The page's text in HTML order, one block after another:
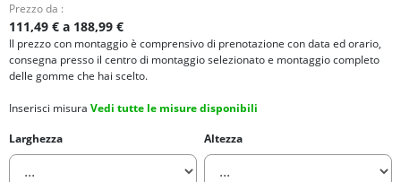
Prezzo da :
111,49 € a 188,99 €
Il prezzo con montaggio è comprensivo di prenotazione con data ed orario,
consegna presso il centro di montaggio selezionato e montaggio completo
delle gomme che hai scelto.
Inserisci misura Vedi tutte le misure disponibili
Larghezza
Altezza